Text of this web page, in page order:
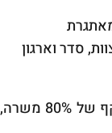
סדר וארגון
העבודה במשרדי המרכז בירושלים בהיקף של 80% משרה,